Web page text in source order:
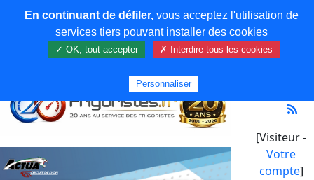
[Visiteur -
Votre
compte]
En continuant de défiler,vous acceptez l'utilisation de
services tiers pouvant installer des cookies
✓ OK, tout accepter ✗ Interdire tous les cookies
Personnaliser